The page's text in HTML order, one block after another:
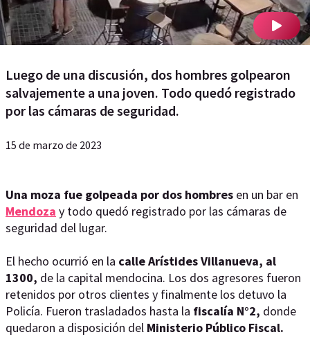
Luego de una discusión, dos hombres golpearon
salvajemente a una joven. Todo quedó registrado
por las cámaras de seguridad.
15 de marzo de 2023
Una moza fue golpeada por dos hombres en un bar en
Mendoza y todo quedó registrado por las cámaras de
seguridad del lugar.
El hecho ocurrió en la calle Arístides Villanueva, al
1300, de la capital mendocina. Los dos agresores fueron
retenidos por otros clientes y finalmente los detuvo la
Policía. Fueron trasladados hasta la fiscalía N°2, donde
quedaron a disposición del Ministerio Público Fiscal.